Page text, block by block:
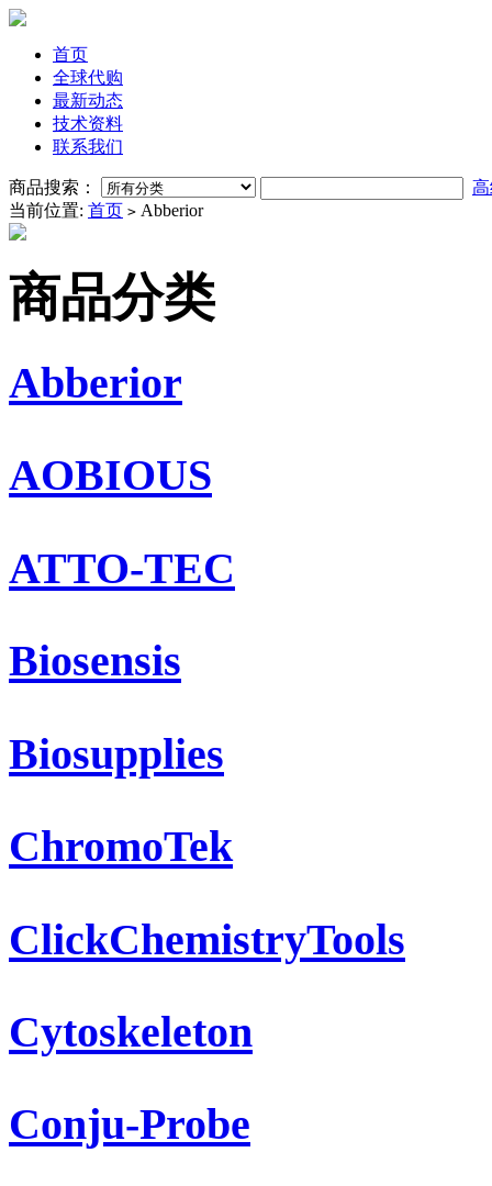
首页
全球代购
最新动态
技术资料
联系我们
商品搜索：
当前位置: 首页 > Abberior
商品分类
Abberior
AOBIOUS
ATTO-TEC
Biosensis
Biosupplies
ChromoTek
ClickChemistryTools
Cytoskeleton
Conju-Probe